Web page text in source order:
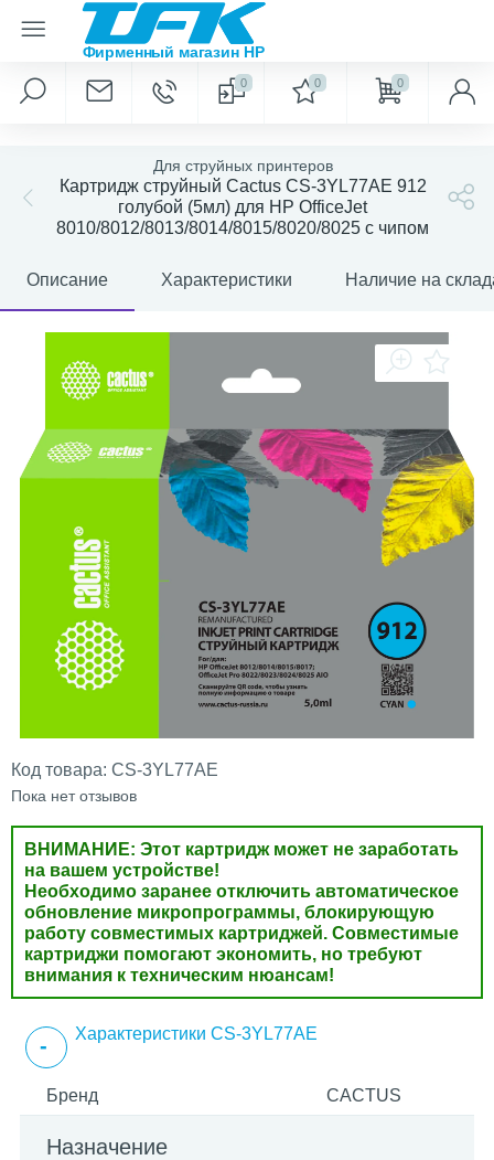
0 0 0
Для струйных принтеров
Картридж струйный Cactus CS-3YL77AE 912
голубой (5мл) для HP OfficeJet
8010/8012/8013/8014/8015/8020/8025 с чипом
Описание Характеристики Наличие на
Код товара: CS-3YL77AE
Пока нет отзывов
ВНИМАНИЕ: Этот картридж может не заработать
на вашем устройстве!
Необходимо заранее отключить автоматическое
обновление микропрограммы, блокирующую
работу совместимых картриджей. Совместимые
картриджи помогают экономить, но требуют
внимания к техническим нюансам!
Характеристики CS-3YL77AE
Бренд CACTUS
Назначение